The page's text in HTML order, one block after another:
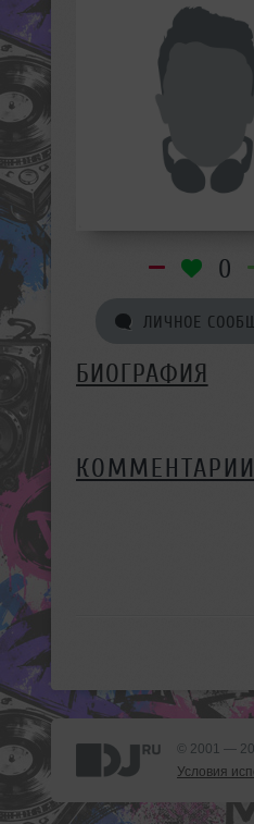
0
ЛИЧНОЕ
БИОГРАФИЯ
КОММЕНТАРИИ
© 2001 —
Условия